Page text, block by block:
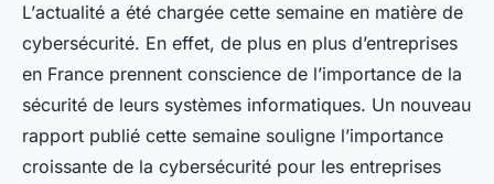
L’actualité a été chargée cette semaine en matière de
cybersécurité. En effet, de plus en plus d’entreprises
en France prennent conscience de l’importance de la
sécurité de leurs systèmes informatiques. Un nouveau
rapport publié cette semaine souligne l’importance
croissante de la cybersécurité pour les entreprises